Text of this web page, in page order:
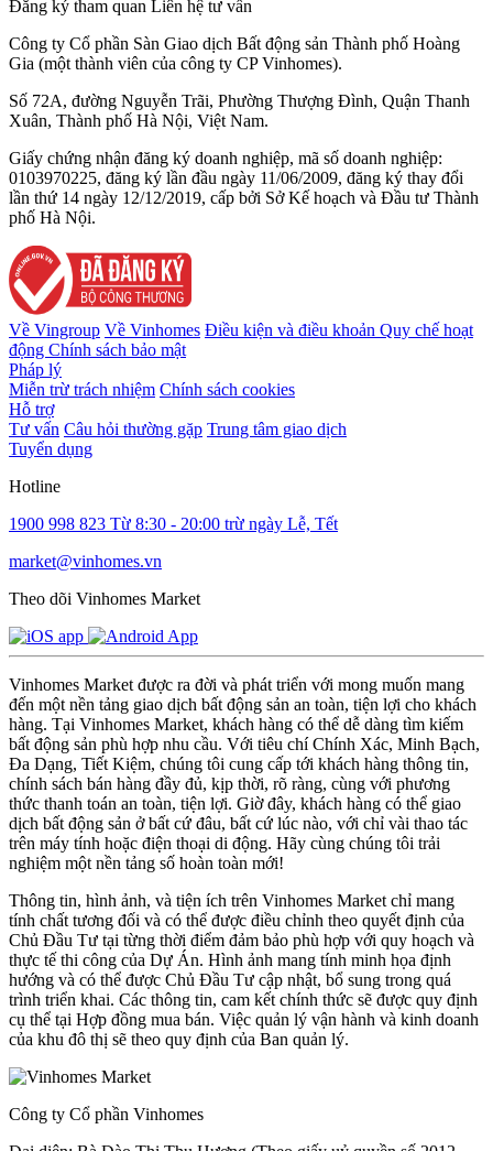
Đăng ký tham quan Liên hệ tư vấn
Công ty Cổ phần Sàn Giao dịch Bất động sản Thành phố Hoàng
Gia (một thành viên của công ty CP Vinhomes).
Số 72A, đường Nguyễn Trãi, Phường Thượng Đình, Quận Thanh
Xuân, Thành phố Hà Nội, Việt Nam.
Giấy chứng nhận đăng ký doanh nghiệp, mã số doanh nghiệp:
0103970225, đăng ký lần đầu ngày 11/06/2009, đăng ký thay đổi
lần thứ 14 ngày 12/12/2019, cấp bởi Sở Kế hoạch và Đầu tư Thành
phố Hà Nội.
Về Vingroup Về Vinhomes Điều kiện và điều khoản Quy chế hoạt
động Chính sách bảo mật
Pháp lý
Miễn trừ trách nhiệm Chính sách cookies
Hỗ trợ
Tư vấn Câu hỏi thường gặp Trung tâm giao dịch
Tuyển dụng
Hotline
1900 998 823 Từ 8:30 - 20:00 trừ ngày Lễ, Tết
market@vinhomes.vn
Theo dõi Vinhomes Market
Vinhomes Market được ra đời và phát triển với mong muốn mang
đến một nền tảng giao dịch bất động sản an toàn, tiện lợi cho khách
hàng. Tại Vinhomes Market, khách hàng có thể dễ dàng tìm kiếm
bất động sản phù hợp nhu cầu. Với tiêu chí Chính Xác, Minh Bạch,
Đa Dạng, Tiết Kiệm, chúng tôi cung cấp tới khách hàng thông tin,
chính sách bán hàng đầy đủ, kịp thời, rõ ràng, cùng với phương
thức thanh toán an toàn, tiện lợi. Giờ đây, khách hàng có thể giao
dịch bất động sản ở bất cứ đâu, bất cứ lúc nào, với chỉ vài thao tác
trên máy tính hoặc điện thoại di động. Hãy cùng chúng tôi trải
nghiệm một nền tảng số hoàn toàn mới!
Thông tin, hình ảnh, và tiện ích trên Vinhomes Market chỉ mang
tính chất tương đối và có thể được điều chỉnh theo quyết định của
Chủ Đầu Tư tại từng thời điểm đảm bảo phù hợp với quy hoạch và
thực tế thi công của Dự Án. Hình ảnh mang tính minh họa định
hướng và có thể được Chủ Đầu Tư cập nhật, bổ sung trong quá
trình triển khai. Các thông tin, cam kết chính thức sẽ được quy định
cụ thể tại Hợp đồng mua bán. Việc quản lý vận hành và kinh doanh
của khu đô thị sẽ theo quy định của Ban quản lý.
Công ty Cổ phần Vinhomes